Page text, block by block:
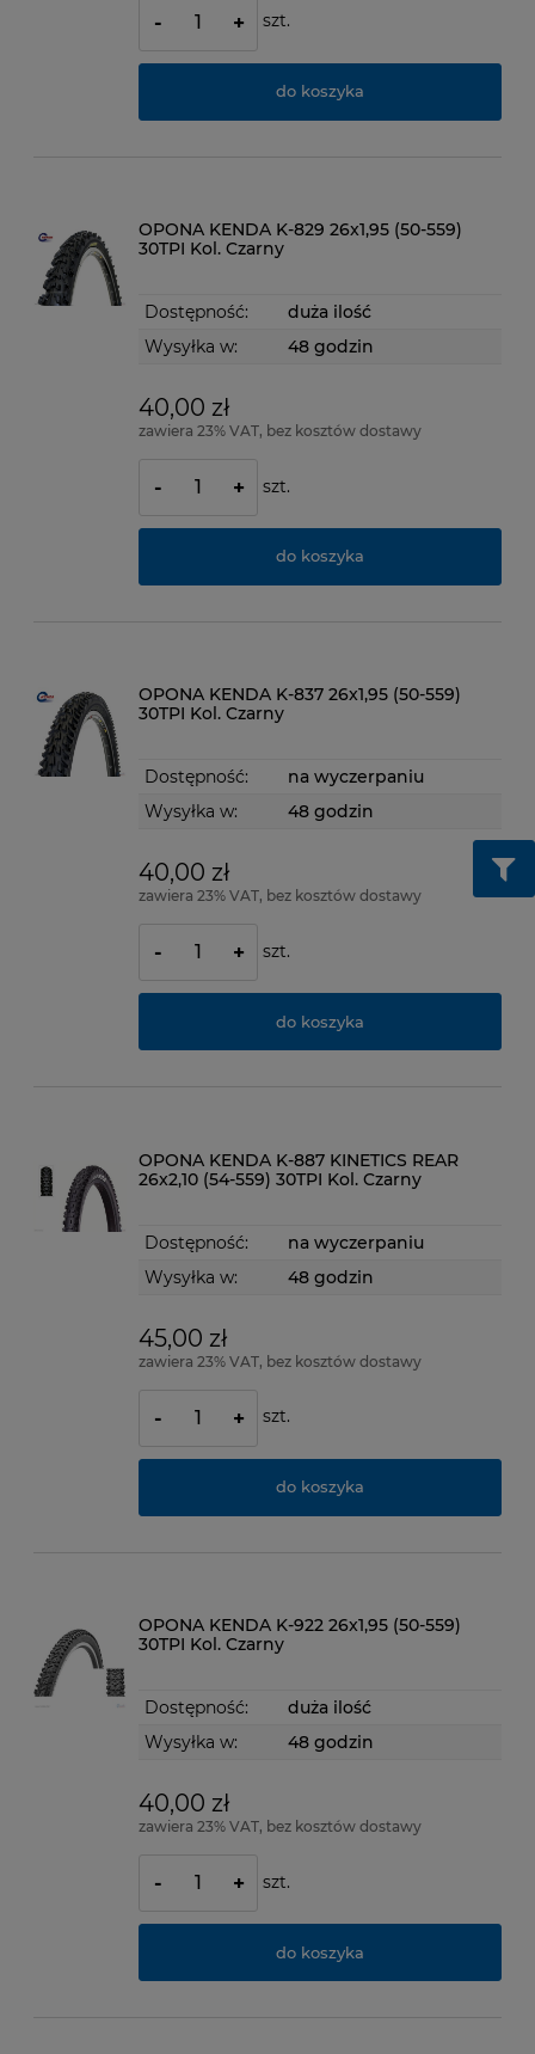
- + szt.
do koszyka
OPONA KENDA K-829 26x1,95 (50-559)
30TPI Kol. Czarny
Dostępność:
duża ilość
Wysyłka w:
48 godzin
40,00 zł
zawiera 23% VAT, bez kosztów dostawy
- + szt.
do koszyka
OPONA KENDA K-837 26x1,95 (50-559)
30TPI Kol. Czarny
Dostępność:
na wyczerpaniu
Wysyłka w:
48 godzin
40,00 zł
zawiera 23% VAT, bez kosztów dostawy
- + szt.
do koszyka
OPONA KENDA K-887 KINETICS REAR
26x2,10 (54-559) 30TPI Kol. Czarny
Dostępność:
na wyczerpaniu
Wysyłka w:
48 godzin
45,00 zł
zawiera 23% VAT, bez kosztów dostawy
- + szt.
do koszyka
OPONA KENDA K-922 26x1,95 (50-559)
30TPI Kol. Czarny
Dostępność:
duża ilość
Wysyłka w:
48 godzin
40,00 zł
zawiera 23% VAT, bez kosztów dostawy
- + szt.
do koszyka